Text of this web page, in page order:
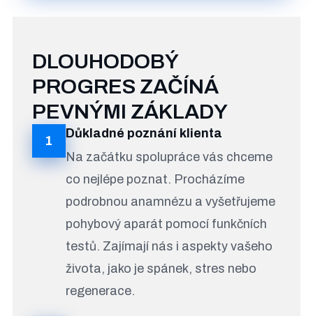
DLOUHODOBÝ
PROGRES ZAČÍNÁ
PEVNÝMI ZÁKLADY
1
Důkladné poznání klienta
Na začátku spolupráce vás chceme
co nejlépe poznat. Procházíme
podrobnou anamnézu a vyšetřujeme
pohybový aparát pomocí funkčních
testů. Zajímají nás i aspekty vašeho
života, jako je spánek, stres nebo
regenerace.